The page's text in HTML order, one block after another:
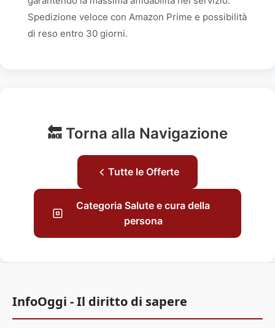
Spedizione veloce con Amazon Prime e possibilità
di reso entro 30 giorni.
🔙 Torna alla Navigazione
Tutte le Offerte
Categoria Salute e cura della
persona
InfoOggi - Il diritto di sapere